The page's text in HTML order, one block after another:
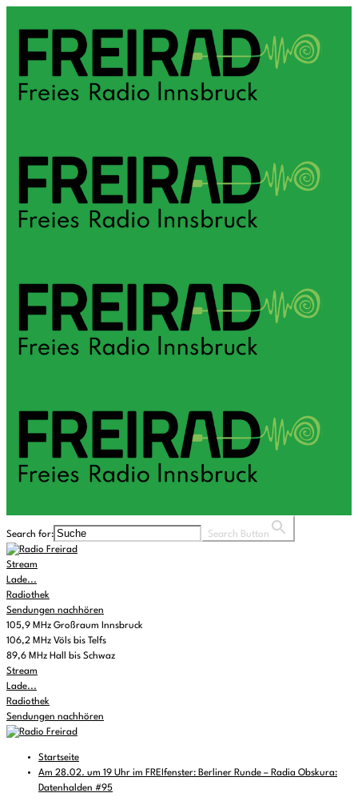
Search for: Search Button
Stream
Lade...
Radiothek
Sendungen nachhören
105,9 MHz Großraum Innsbruck
106,2 MHz Völs bis Telfs
89,6 MHz Hall bis Schwaz
Stream
Lade...
Radiothek
Sendungen nachhören
Startseite
Am 28.02. um 19 Uhr im FREIfenster: Berliner Runde – Radia Obskura:
Datenhalden #95